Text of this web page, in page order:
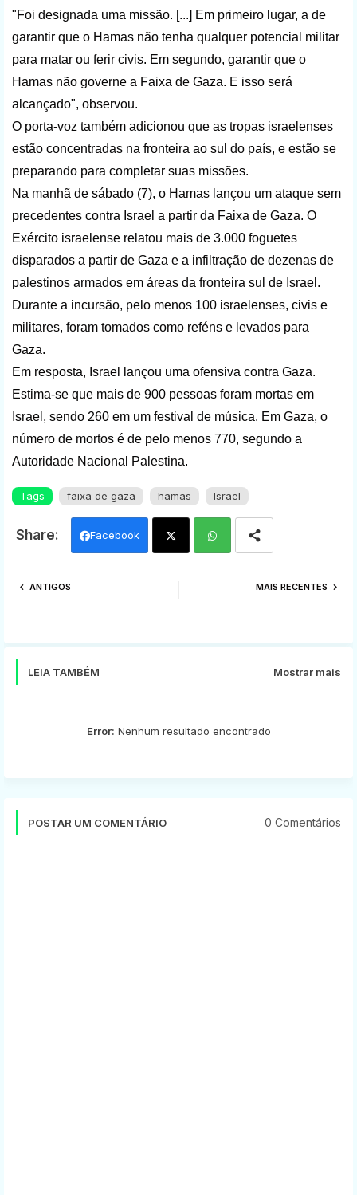
"Foi designada uma missão. [...] Em primeiro lugar, a de
garantir que o Hamas não tenha qualquer potencial militar
para matar ou ferir civis. Em segundo, garantir que o
Hamas não governe a Faixa de Gaza. E isso será
alcançado", observou.
O porta-voz também adicionou que as tropas israelenses
estão concentradas na fronteira ao sul do país, e estão se
preparando para completar suas missões.
Na manhã de sábado (7), o Hamas lançou um ataque sem
precedentes contra Israel a partir da Faixa de Gaza. O
Exército israelense relatou mais de 3.000 foguetes
disparados a partir de Gaza e a infiltração de dezenas de
palestinos armados em áreas da fronteira sul de Israel.
Durante a incursão, pelo menos 100 israelenses, civis e
militares, foram tomados como reféns e levados para
Gaza.
Em resposta, Israel lançou uma ofensiva contra Gaza.
Estima-se que mais de 900 pessoas foram mortas em
Israel, sendo 260 em um festival de música. Em Gaza, o
número de mortos é de pelo menos 770, segundo a
Autoridade Nacional Palestina.
Tags faixa de gaza hamas Israel
Facebook
MAIS RECENTES
ANTIGOS
LEIA TAMBÉM Mostrar mais
Error: Nenhum resultado encontrado
POSTAR UM COMENTÁRIO 0 Comentários